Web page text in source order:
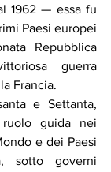
1962 — essa fu
Paesi europei
Repubblica
guerra
Francia.
e Settanta,
ruolo guida nei
e dei Paesi
sotto governi